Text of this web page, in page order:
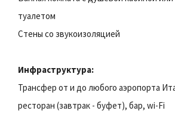
туалетом
Стены со звукоизоляцией
Инфраструктура:
Трансфер от и до любого аэропорта
ресторан (завтрак - буфет), бар, wi-Fi